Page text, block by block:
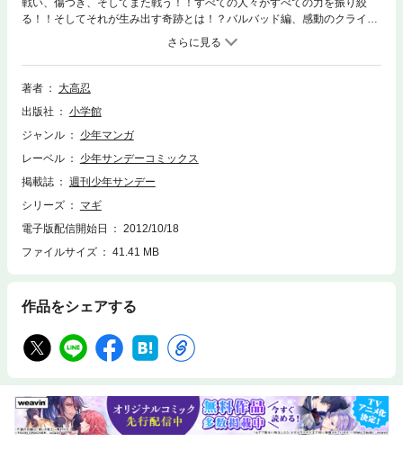
戦い、傷つき、そしてまた戦う！！すべての人々がすべての力を振り絞
る！！そしてそれが生み出す奇跡とは！？バルバッド編、感動のクライマ
ックス！！そして新たなる旅が始まる！！
著者
大高忍
出版社
小学館
ジャンル
少年マンガ
レーベル
少年サンデーコミックス
掲載誌
週刊少年サンデー
シリーズ
マギ
電子版配信開始日
2012/10/18
ファイルサイズ
41.41 MB
作品をシェアする